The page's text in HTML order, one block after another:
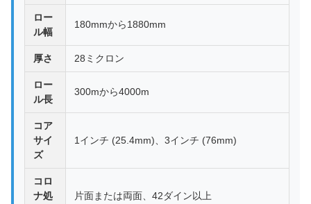
ロー
ル幅
180mmから1880mm
厚さ 28ミクロン
ロー
ル長
300mから4000m
コア
サイ
ズ
1インチ (25.4mm)、3インチ (76mm)
コロ
ナ処
片面または両面、42ダイン以上